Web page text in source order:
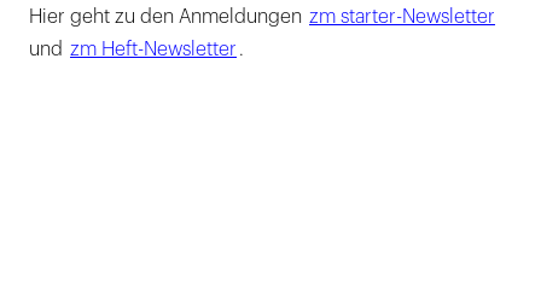
Hier geht zu den Anmeldungen zm starter-Newsletter
und zm Heft-Newsletter .